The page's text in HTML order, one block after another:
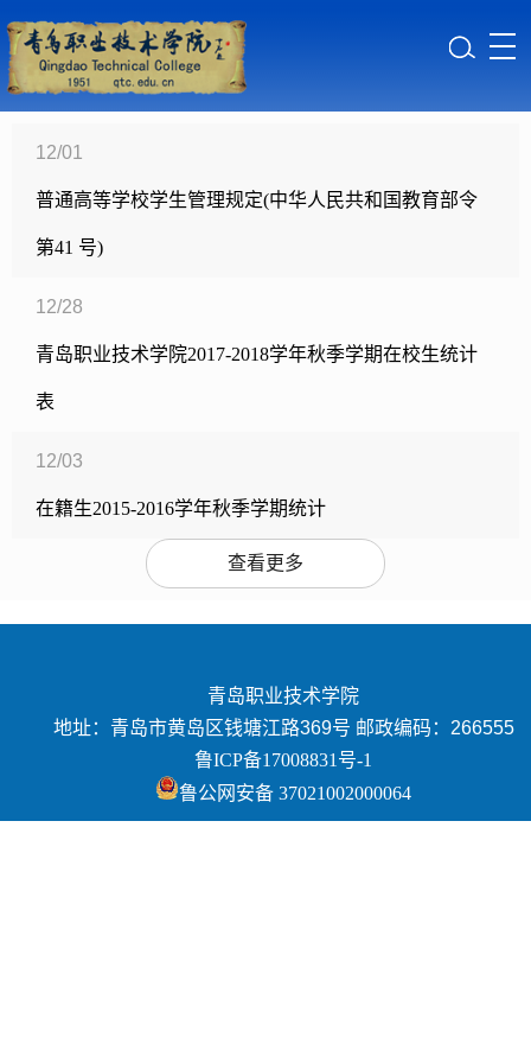
12/01
普通高等学校学生管理规定(中华人民共和国教育部令
第41 号)
12/28
青岛职业技术学院2017-2018学年秋季学期在校生统计
表
12/03
在籍生2015-2016学年秋季学期统计
查看更多
青岛职业技术学院
地址：青岛市黄岛区钱塘江路369号 邮政编码：266555
鲁ICP备17008831号-1
鲁公网安备 37021002000064